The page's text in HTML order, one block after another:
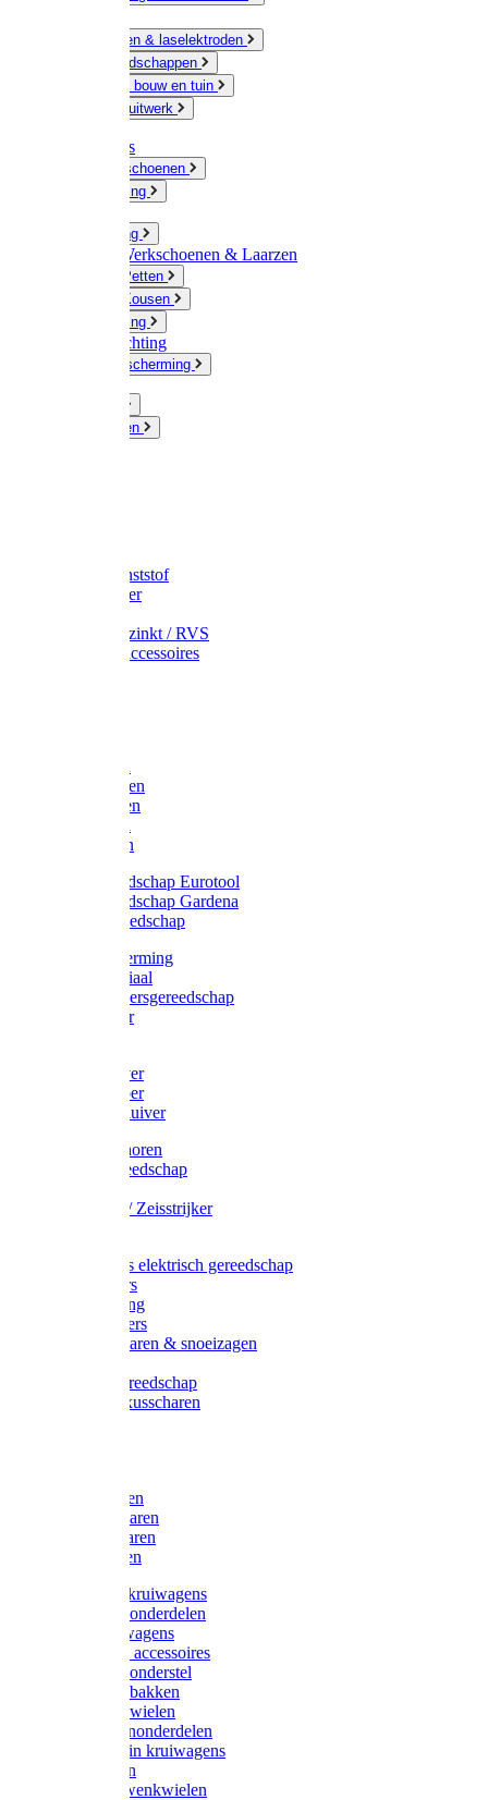
Slijpschijven & laselektroden
Handgereedschappen
IJzerwaren bouw en tuin
Hang en sluitwerk
Disposables
Werkhandschoenen
Regenkleding
Werkkleding
Wandel-/ Werkschoenen & Laarzen
Hoeden / Petten
Sokken / Kousen
Winterkleding
Winkelinrichting
Gelaatsbescherming
Knaagdieren
Emmer kunststof
Schepemmer
Emmer verzinkt / RVS
Regenton accessoires
Gazonharken
Asfaltharken
Hooiharken
Handgereedschap Eurotool
Handgereedschap Gardena
Kindergereedschap
Kniebescherming
Afzetmateriaal
Stratenmakersgereedschap
Straathamer
Mestschuiver
Mestschraper
Sneeuwschuiver
Zeis toebehoren
Baggergereedschap
Wetstenen / Zeisstrijker
Accessoires elektrisch gereedschap
Grasmaaiers
Tuinreiniging
Robotmaaiers
Heggenscharen & snoeizagen
Klussen gereedschap
Gras & buxusscharen
Snoeischaren
Heggenscharen
Takkenscharen
Snoeimessen
Landbouwkruiwagens
Kruiwagenonderdelen
Bouwkruiwagens
Kruiwagen accessoires
Kruiwagenonderstel
Kruiwagenbakken
Kruiwagenwielen
Steekwagenonderdelen
Huis en Tuin kruiwagens
Steekwagen
Bok- en Zwenkwielen